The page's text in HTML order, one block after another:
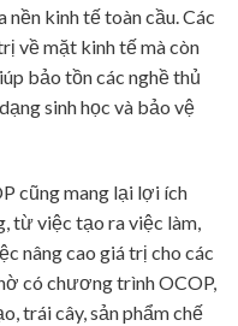
nền kinh tế toàn cầu. Các
về mặt kinh tế mà còn
bảo tồn các nghề thủ
sinh học và bảo vệ
cũng mang lại lợi ích
từ việc tạo ra việc làm,
nâng cao giá trị cho các
có chương trình OCOP,
trái cây, sản phẩm chế